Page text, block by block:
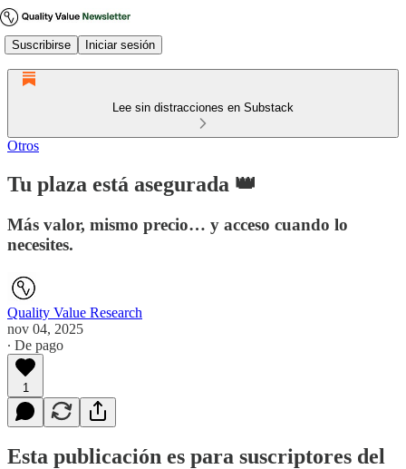
Suscribirse Iniciar sesión
Lee sin distracciones en Substack
Otros
Tu plaza está asegurada 👑
Más valor, mismo precio… y acceso cuando lo
necesites.
Quality Value Research
nov 04, 2025
∙ De pago
1
Esta publicación es para suscriptores del